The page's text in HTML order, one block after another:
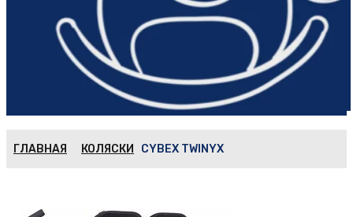
ГЛАВНАЯ КОЛЯСКИ CYBEX TWINYX